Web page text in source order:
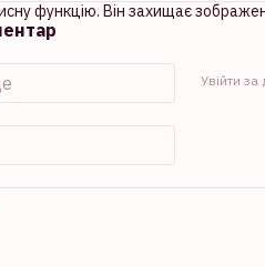
функцію. Він захищає
Увійти